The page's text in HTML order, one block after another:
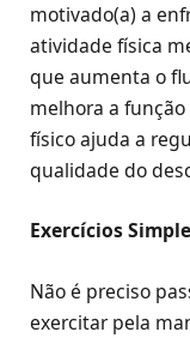
motivado(a) a
atividade física
que aumenta o
melhora a
físico ajuda a
qualidade do
Exercícios
Não é preciso
exercitar pela